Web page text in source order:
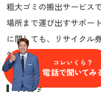
粗大ゴミの搬出サービス
場所まで運び出すサポー
に関しても、リサイクル
対応しています。